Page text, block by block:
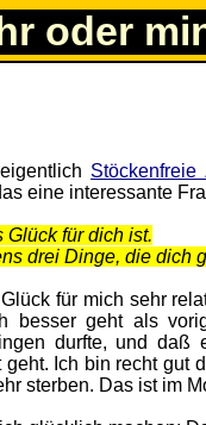
oder
Stöckenfreie
eine interessante
Glück für dich ist.
drei Dinge, die dich
für mich sehr
besser geht als
durfte, und daß
Ich bin recht gut
sterben. Das ist im